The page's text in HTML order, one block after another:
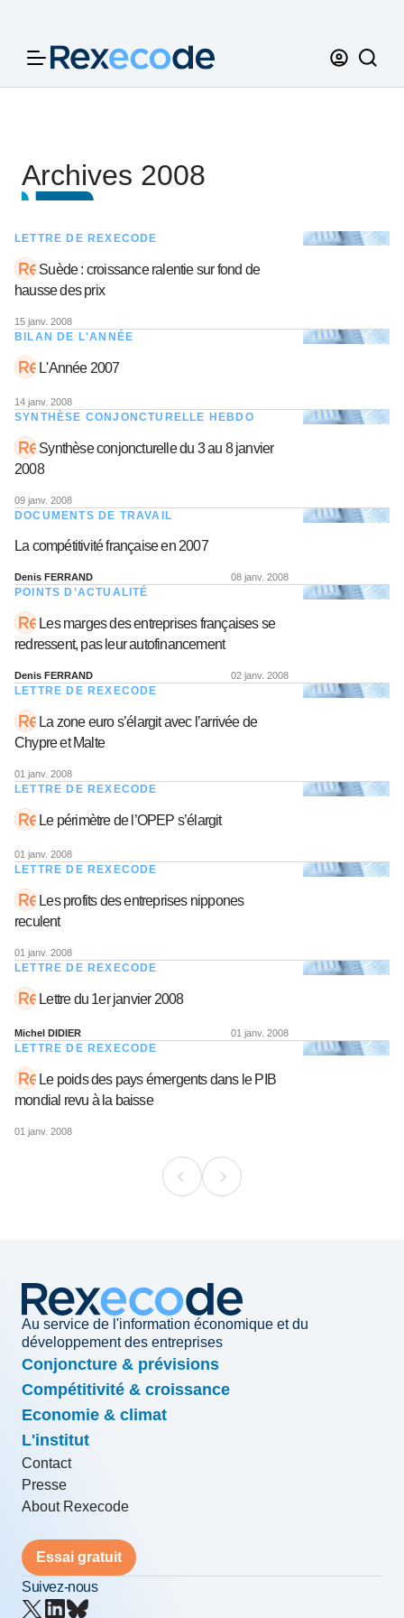
Archives 2008
LETTRE DE REXECODE
Suède : croissance ralentie sur fond de
hausse des prix
15 janv. 2008
BILAN DE L'ANNÉE
L'Année 2007
14 janv. 2008
SYNTHÈSE CONJONCTURELLE HEBDO
Synthèse conjoncturelle du 3 au 8 janvier
2008
09 janv. 2008
DOCUMENTS DE TRAVAIL
La compétitivité française en 2007
Denis FERRAND 08 janv. 2008
POINTS D’ACTUALITÉ
Les marges des entreprises françaises se
redressent, pas leur autofinancement
Denis FERRAND 02 janv. 2008
LETTRE DE REXECODE
La zone euro s’élargit avec l’arrivée de
Chypre et Malte
01 janv. 2008
LETTRE DE REXECODE
Le périmètre de l’OPEP s’élargit
01 janv. 2008
LETTRE DE REXECODE
Les profits des entreprises nippones
reculent
01 janv. 2008
LETTRE DE REXECODE
Lettre du 1er janvier 2008
Michel DIDIER 01 janv. 2008
LETTRE DE REXECODE
Le poids des pays émergents dans le PIB
mondial revu à la baisse
01 janv. 2008
Au service de l'information économique et du
développement des entreprises
Conjoncture & prévisions
Compétitivité & croissance
Economie & climat
L'institut
Contact
Presse
About Rexecode
Essai gratuit
Suivez-nous